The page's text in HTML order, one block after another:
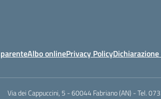
Albo onlinePrivacy Policy
Via dei Cappuccini, 5 - 60044 Fabriano (AN) - Tel.